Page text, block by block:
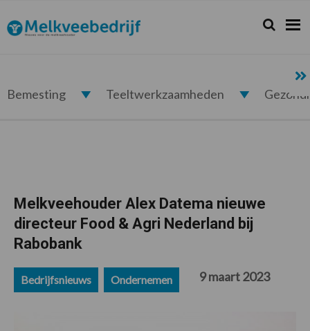
de
hoofdnavigatie
de
hoofd
de
eerste
de
voettekst
Melkveebedrijf.nl Zoeken...
Zoek
Bemesting Teeltwerkzaamheden
Melkveehouder Alex Datema nieuwe
directeur Food & Agri Nederland bij
Rabobank
Bedrijfsnieuws Ondernemen 9 maart 2023